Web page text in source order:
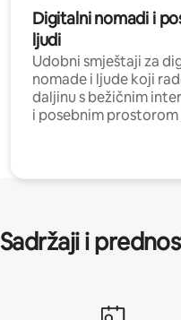
Digitalni nomadi i
ljudi
Udobni smještaji za
nomade i ljude koji
daljinu s bežičnim
i posebnim prostorom
Sadržaji i